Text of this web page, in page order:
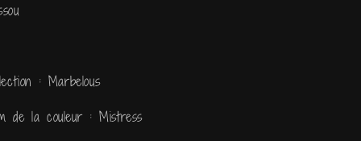
: Marbelous
de la couleur : Mistress